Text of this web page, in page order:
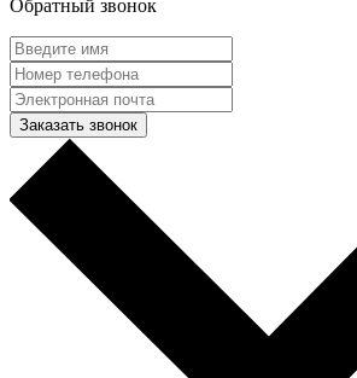
Обратный звонок
Заказать звонок